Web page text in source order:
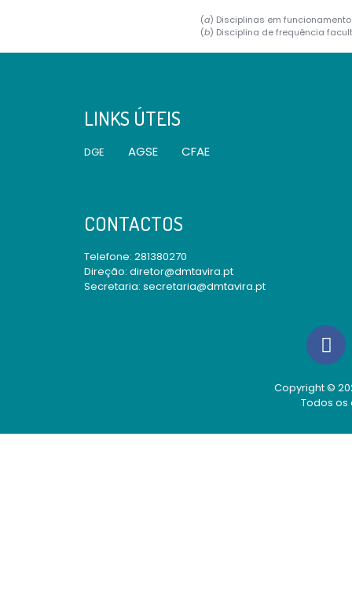
(a) Disciplinas em
(b) Disciplina de frequência
LINKS ÚTEIS
DGE AGSE CFAE
CONTACTOS
Telefone: 281380270
Direção: diretor@dmtavira.pt
Secretaria: secretaria@dmtavira.pt
Copyright ©
Todos